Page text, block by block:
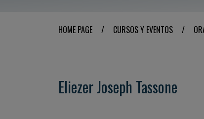
HOME PAGE / CURSOS Y EVENTOS /
Eliezer Joseph Tassone